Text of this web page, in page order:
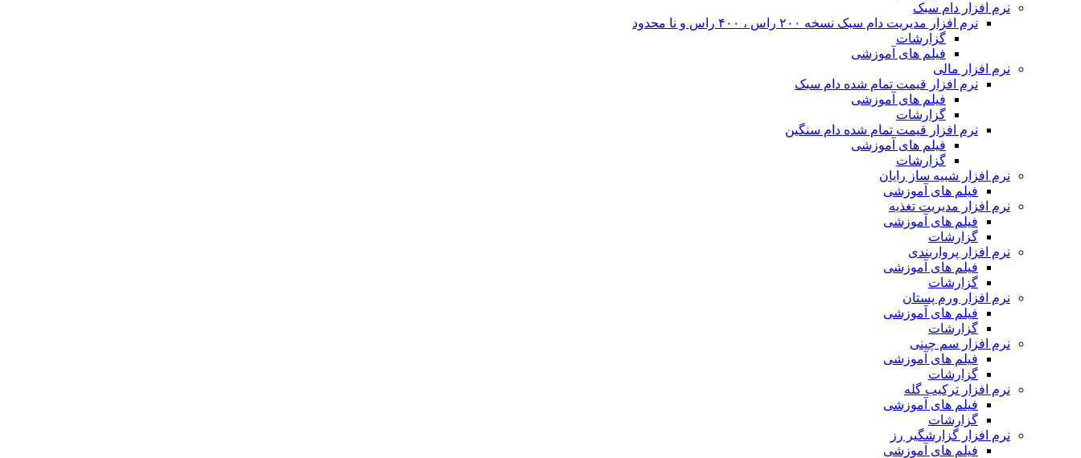
نرم افزار دام سبک
نرم افزار مدیریت دام سبک نسخه ۲۰۰ راس ، ۴۰۰ راس و نا محدود
گزارشات
فیلم های آموزشی
نرم افزار مالی
نرم افزار قیمت تمام شده دام سبک
فیلم های آموزشی
گزارشات
نرم افزار قیمت تمام شده دام سنگین
فیلم های آموزشی
گزارشات
نرم افزار شبیه ساز رایان
فیلم های آموزشی
نرم افزار مدیریت تغذیه
فیلم های آموزشی
گزارشات
نرم افزار پرواربندی
فیلم های آموزشی
گزارشات
نرم افزار ورم پستان
فیلم های آموزشی
گزارشات
نرم افزار سم چینی
فیلم های آموزشی
گزارشات
نرم افزار ترکیب گله
فیلم های آموزشی
گزارشات
نرم افزار گزارشگیر رز
فیلم های آموزشی